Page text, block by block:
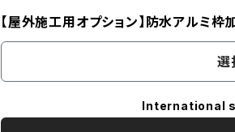
【屋外施工用オプション】防水アルミ枠
選
International